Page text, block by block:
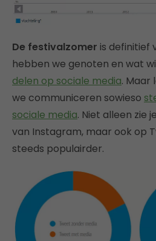
De festivalzomer is definitief
hebben we genoten en wat
delen op sociale media. Maar
we communiceren sowieso
sociale media. Niet alleen zie
van Instagram, maar ook op
steeds populairder.